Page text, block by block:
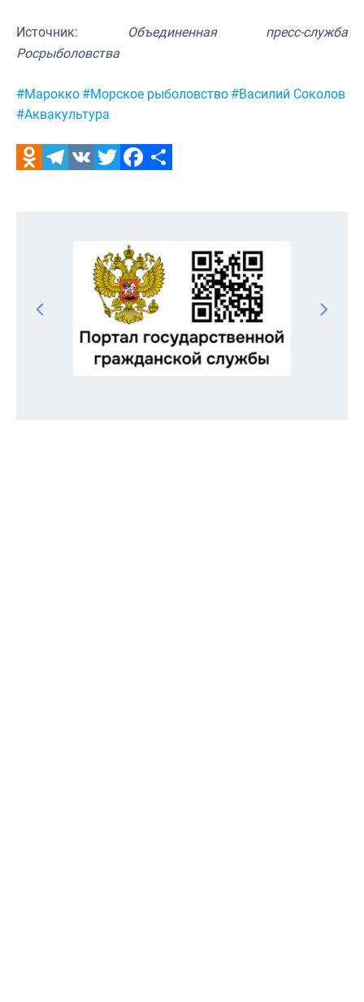
Источник: Объединенная пресс-служба
Росрыболовства
Метки:
#Марокко #Морское рыболовство #Василий Соколов
#Аквакультура